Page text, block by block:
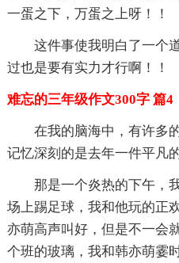
一蛋之下，万蛋之上呀！！
这件事使我明白了一个
过也是要有实力才行啊！！
难忘的三年级作文300字 篇4
在我的脑海中，有许多
记忆深刻的是去年一件平凡
那是一个炎热的下午，
场上踢足球，我和他玩的正
亦萌高声叫好，但是不一会
个班的玻璃，我和韩亦萌霎